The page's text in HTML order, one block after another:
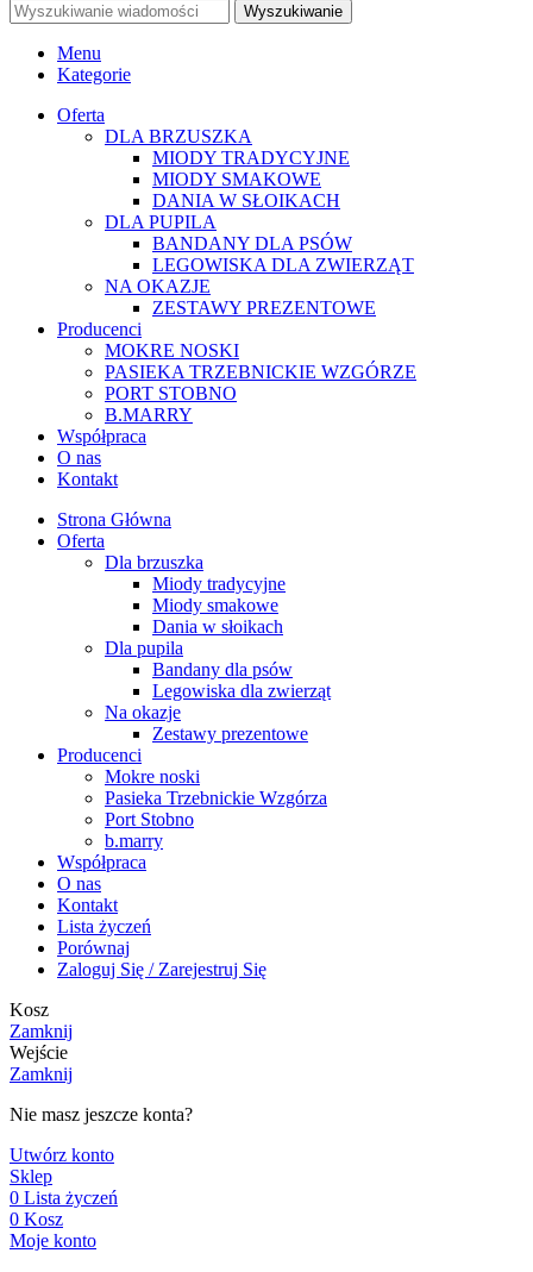
Wyszukiwanie
Menu
Kategorie
Oferta
DLA BRZUSZKA
MIODY TRADYCYJNE
MIODY SMAKOWE
DANIA W SŁOIKACH
DLA PUPILA
BANDANY DLA PSÓW
LEGOWISKA DLA ZWIERZĄT
NA OKAZJE
ZESTAWY PREZENTOWE
Producenci
MOKRE NOSKI
PASIEKA TRZEBNICKIE WZGÓRZE
PORT STOBNO
B.MARRY
Współpraca
O nas
Kontakt
Strona Główna
Oferta
Dla brzuszka
Miody tradycyjne
Miody smakowe
Dania w słoikach
Dla pupila
Bandany dla psów
Legowiska dla zwierząt
Na okazje
Zestawy prezentowe
Producenci
Mokre noski
Pasieka Trzebnickie Wzgórza
Port Stobno
b.marry
Współpraca
O nas
Kontakt
Lista życzeń
Porównaj
Zaloguj Się / Zarejestruj Się
Kosz
Zamknij
Wejście
Zamknij
Nie masz jeszcze konta?
Utwórz konto
Sklep
0 Lista życzeń
0 Kosz
Moje konto